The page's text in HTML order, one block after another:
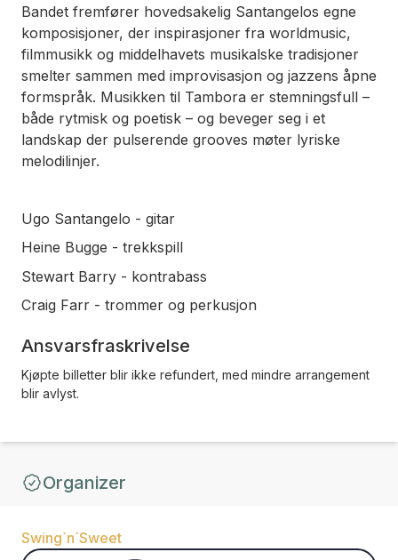
Bandet fremfører hovedsakelig Santangelos egne
komposisjoner, der inspirasjoner fra worldmusic,
filmmusikk og middelhavets musikalske tradisjoner
smelter sammen med improvisasjon og jazzens åpne
formspråk. Musikken til Tambora er stemningsfull –
både rytmisk og poetisk – og beveger seg i et
landskap der pulserende grooves møter lyriske
melodilinjer.
Ugo Santangelo - gitar
Heine Bugge - trekkspill
Stewart Barry - kontrabass
Craig Farr - trommer og perkusjon
Ansvarsfraskrivelse
Kjøpte billetter blir ikke refundert, med mindre arrangement
blir avlyst.
Organizer
Swing`n`Sweet